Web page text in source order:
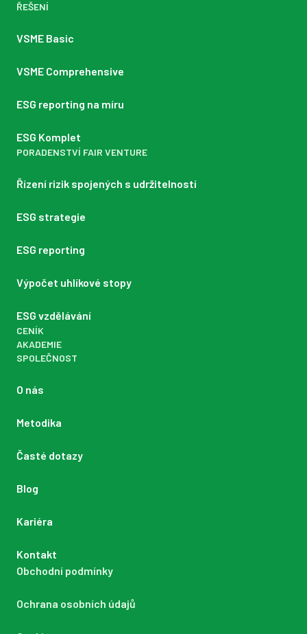
ŘEŠENÍ
VSME Basic
VSME Comprehensive
ESG reporting na míru
ESG Komplet
PORADENSTVÍ FAIR VENTURE
Řízení rizik spojených s udržitelností
ESG strategie
ESG reporting
Výpočet uhlíkové stopy
ESG vzdělávání
CENÍK
AKADEMIE
SPOLEČNOST
O nás
Metodika
Časté dotazy
Blog
Kariéra
Kontakt
Obchodní podmínky
Ochrana osobních údajů